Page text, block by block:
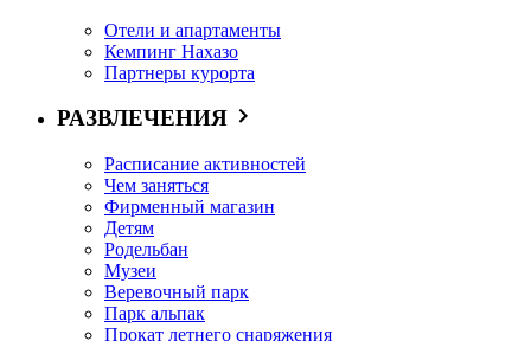
Отели и апартаменты
Кемпинг Нахазо
Партнеры курорта
РАЗВЛЕЧЕНИЯ
Расписание активностей
Чем заняться
Фирменный магазин
Детям
Родельбан
Музеи
Веревочный парк
Парк альпак
Прокат летнего снаряжения